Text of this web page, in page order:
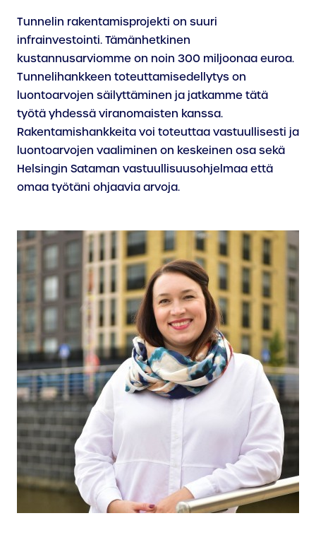
Tunnelin rakentamisprojekti on suuri
infrainvestointi. Tämänhetkinen
kustannusarviomme on noin 300 miljoonaa euroa.
Tunnelihankkeen toteuttamisedellytys on
luontoarvojen säilyttäminen ja jatkamme tätä
työtä yhdessä viranomaisten kanssa.
Rakentamishankkeita voi toteuttaa vastuullisesti ja
luontoarvojen vaaliminen on keskeinen osa sekä
Helsingin Sataman vastuullisuusohjelmaa että
omaa työtäni ohjaavia arvoja.